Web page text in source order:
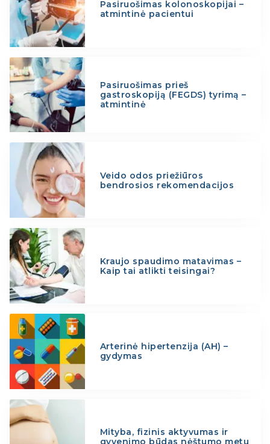
Pasiruošimas kolonoskopijai –
atmintinė pacientui
Pasiruošimas prieš
gastroskopiją (FEGDS) tyrimą –
atmintinė
Veido odos priežiūros
bendrosios rekomendacijos
Kraujo spaudimo matavimas –
Kaip tai atlikti teisingai?
Arterinė hipertenzija (AH) –
gydymas
Mityba, fizinis aktyvumas ir
gyvenimo būdas nėštumo metu